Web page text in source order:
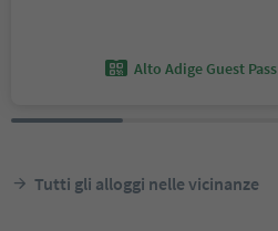
Alto Adige Guest Pass
Tutti gli alloggi nelle vicinanze